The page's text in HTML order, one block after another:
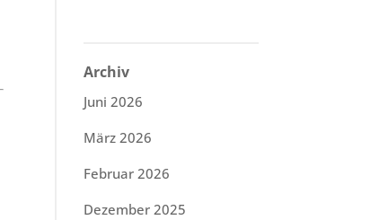
Archiv
Juni 2026
März 2026
Februar 2026
Dezember 2025